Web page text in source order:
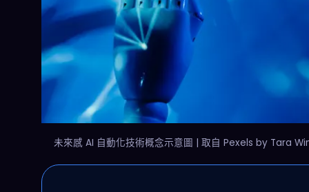
未來感 AI 自動化技術概念示意圖 | 取自 Pexels by Tara